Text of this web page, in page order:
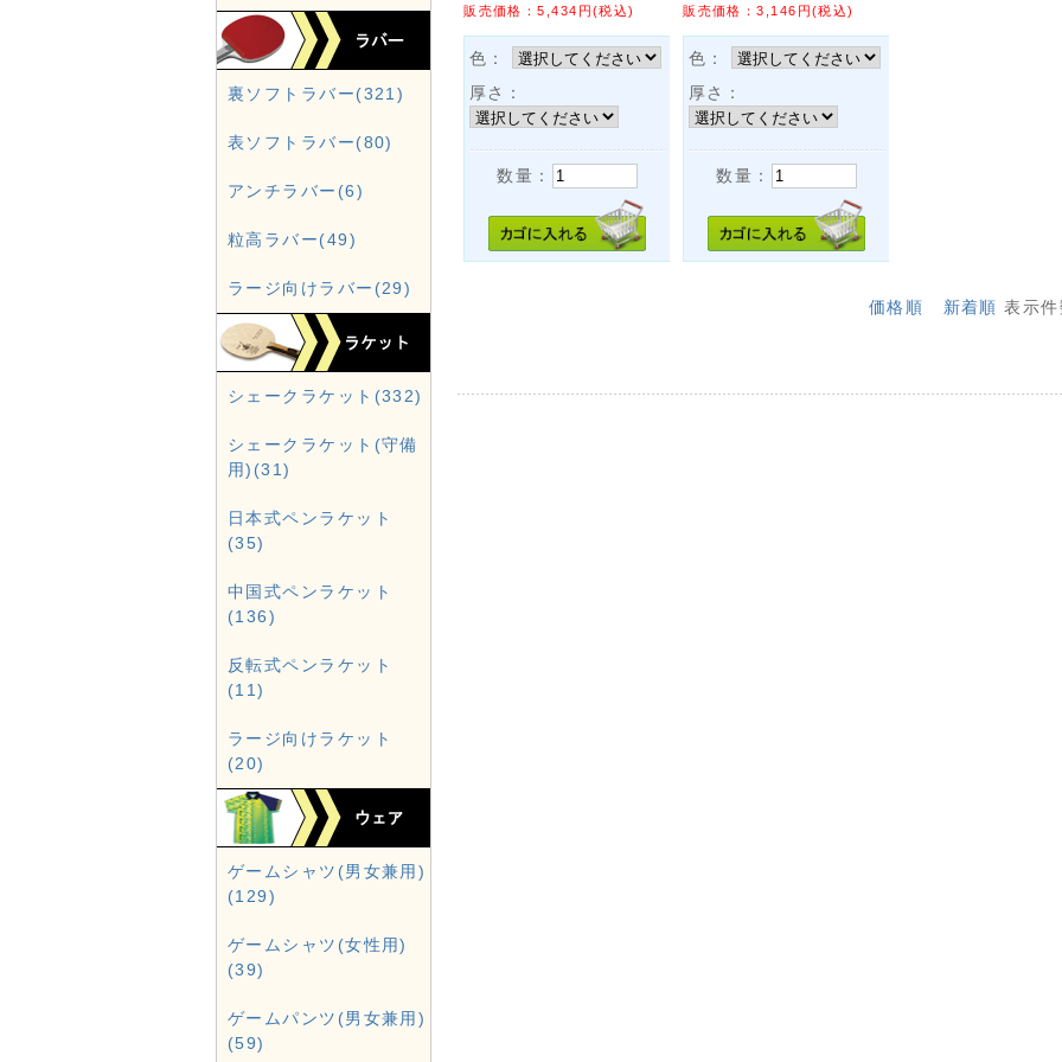
販売価格：5,434 円(税込)
色：
厚さ：
数量：
販売価格：3,146 円(税込)
色：
厚さ：
数量：
価格順 新着順 表示
裏ソフトラバー(321)
表ソフトラバー(80)
アンチラバー(6)
粒高ラバー(49)
ラージ向けラバー(29)
シェークラケット(332)
シェークラケット(守備
用)(31)
日本式ペンラケット
(35)
中国式ペンラケット
(136)
反転式ペンラケット
(11)
ラージ向けラケット
(20)
ゲームシャツ(男女兼用)
(129)
ゲームシャツ(女性用)
(39)
ゲームパンツ(男女兼用)
(59)